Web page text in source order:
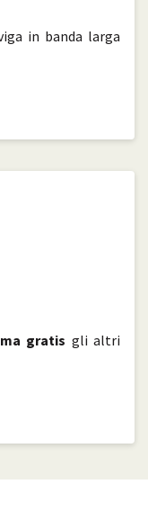
in banda larga
gratis gli altri